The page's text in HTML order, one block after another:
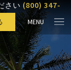
さい (800) 347-
MENU